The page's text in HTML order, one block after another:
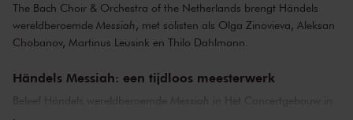
The Bach Choir & Orchestra of the Netherlands brengt Händels
wereldberoemde Messiah , met solisten als Olga Zinovieva, Aleksan
Chobanov, Martinus Leusink en Thilo Dahlmann.
Händels Messiah: een tijdloos meesterwerk
Beleef Händels wereldberoemde Messiah
in Het Concertgebouw in